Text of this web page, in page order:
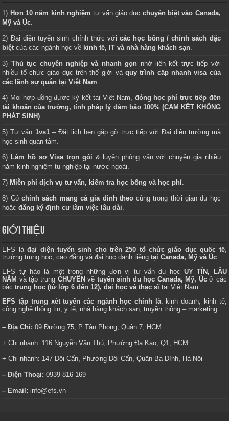
1) Hơn 10 năm kinh nghiệm tư vấn giáo dục chuyên biệt vào Canada,
Mỹ và Úc.
2) Đại diện tuyển sinh chính thức vớicác học bổng / chính sách đặc
biệt của các ngành học về kinh tế, IT và nhà hàng khách sạn.
3) Thủ tục chuyên nghiệp và nhanh gọn nhờ liên kết trực tiếp với
nhiều tổ chức giáo dục trên thế giới vàquy trình cấp nhanh visa của
các lãnh sự quán tại Việt Nam.
4) Mọi hợp đồng được ký kết tại Việt Nam, đóng học phí trực tiếp đến
tài khoản của trường, tính pháp lý đảm bảo 100% (CAM KẾT KHÔNG
PHÁT SINH).
5) Tư vấn 1vs1– Đặt lịch hẹn gặp gỡ trực tiếp với Đại diện trường mà
học sinh quan tâm.
6) Làm hồ sơ Visa trọn gói & luyện phỏng vấn với chuyên gia nhiều
năm kinh nghiệm tu nghiệp tại nước ngoài.
7) Miễn phí dịch vụ tư vấn, kiểm tra học bổng và học phí.
8) Cóchính sách mang cả gia đình theocùng trong thời gian du học
hoặcđăng ký định cư làm việc lâu dài.
GIỚI THIỆU
EFS làđại diện tuyển sinh cho trên 250 tổ chức giáo dục quốc tế,
trường trung học, cao đẳng và đại học danh tiếng tại Canada, Mỹ và Úc.
EFS tự hào là một trong những đơn vị tư vấn du học UY TÍN, LÂU
NĂM và tập trung CHUYÊN về tuyển sinh du học Canada, Mỹ, Úcở các
bậctrung học (từ lớp 6 đến 12), đại học và thạc sĩtại Việt Nam.
EFS tập trung xét tuyển các ngành học chính là: kinh doanh, kinh tế,
công nghệ thông tin, y tế, nhà hàng khách sạn, truyền thông – marketing.
– Địa Chỉ: 09 Đường 75, P Tân Phong, Quận 7, HCM
+ Chi nhánh: 116 Nguyễn Văn Thủ, Phường Đa Kao, Q1, HCM
+ Chi nhánh: 147 Đội Cấn, Phường Đội Cấn, Quận Ba Đình, Hà Nội
– Điện Thoại: 0939 816 169
– Email: info@efs.vn